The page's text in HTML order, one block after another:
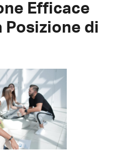
Efficace
Posizione di